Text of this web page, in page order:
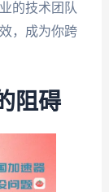
的技术团队
，成为你跨
阻碍